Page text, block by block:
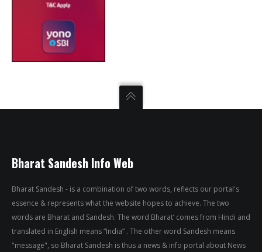
Bharat Sandesh Info Web
Bharat Sandesh - is a combination of two words, reflects our portal's
essence & represents what the website hopes to achieve. The two
words are Bharat and Sandesh. The word Bharat’ comes from Hindi and
translated in English means “India” . The other word Sandesh means
"message", so Bharat Sandesh is thus a news & info portal about News